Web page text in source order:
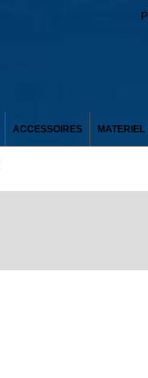
ACCESSOIRES MATERIEL